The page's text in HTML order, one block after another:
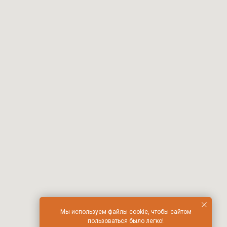
Мы используем файлы cookie, чтобы сайтом
пользоваться было легко!